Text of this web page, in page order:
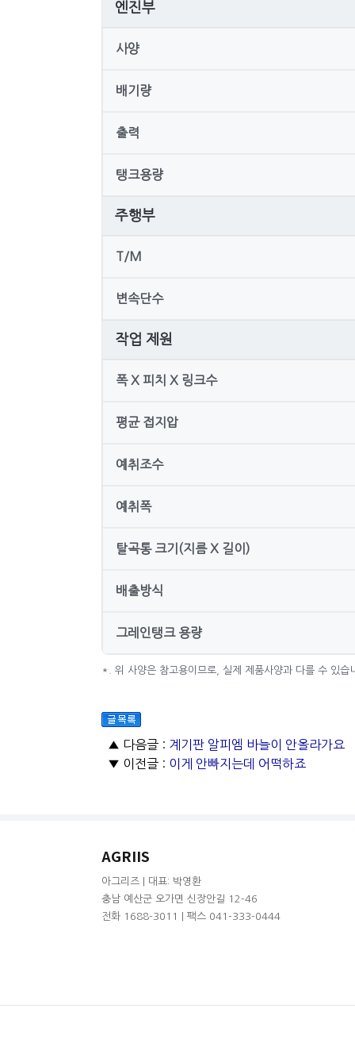
엔진부
사양
배기량
출력
탱크용량
주행부
T/M
변속단수
작업 제원
폭 X 피치 X 링크수
평균 접지압
예취조수
예취폭
탈곡통 크기(지름 X 길이)
배출방식
그레인탱크 용량
*. 위 사양은 참고용이므로, 실제 제품사양과 다를 수 있습
▲ 다음글 : 계기판 알피엠 바늘이 안올라가요
▼ 이전글 : 이게 안빠지는데 어떡하죠
AGRIIS
아그리즈 | 대표: 박영환
충남 예산군 오가면 신장안길 12-46
전화 1688-3011 | 팩스 041-333-0444